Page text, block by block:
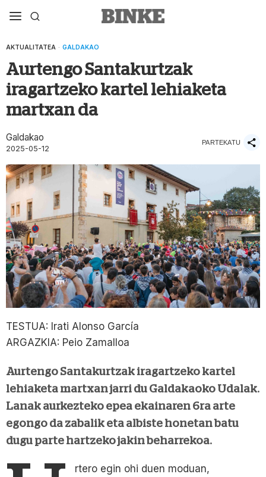
AKTUALITATEA · GALDAKAO
Aurtengo Santakurtzak
iragartzeko kartel lehiaketa
martxan da
Galdakao
2025-05-12
PARTEKATU
TESTUA: Irati Alonso García
ARGAZKIA: Peio Zamalloa
Aurtengo Santakurtzak iragartzeko kartel
lehiaketa martxan jarri du Galdakaoko Udalak.
Lanak aurkezteko epea ekainaren 6ra arte
egongo da zabalik eta albiste honetan batu
dugu parte hartzeko jakin beharrekoa.
rtero egin ohi duen moduan,